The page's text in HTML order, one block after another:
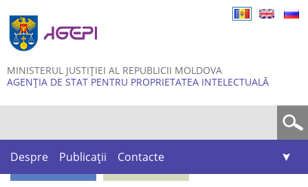
MINISTERUL JUSTIȚIEI AL REPUBLICII MOLDOVA
AGENȚIA DE STAT PENTRU PROPRIETATEA INTELECTUALĂ
Despre Publicații Contacte